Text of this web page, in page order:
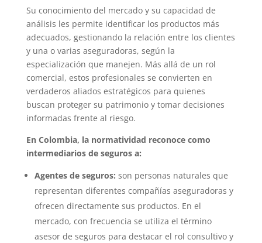
Su conocimiento del mercado y su capacidad de
análisis les permite identificar los productos más
adecuados, gestionando la relación entre los clientes
y una o varias aseguradoras, según la
especialización que manejen. Más allá de un rol
comercial, estos profesionales se convierten en
verdaderos aliados estratégicos para quienes
buscan proteger su patrimonio y tomar decisiones
informadas frente al riesgo.
En Colombia, la normatividad reconoce como
intermediarios de seguros a:
Agentes de seguros: son personas naturales que
representan diferentes compañías aseguradoras y
ofrecen directamente sus productos. En el
mercado, con frecuencia se utiliza el término
asesor de seguros para destacar el rol consultivo y